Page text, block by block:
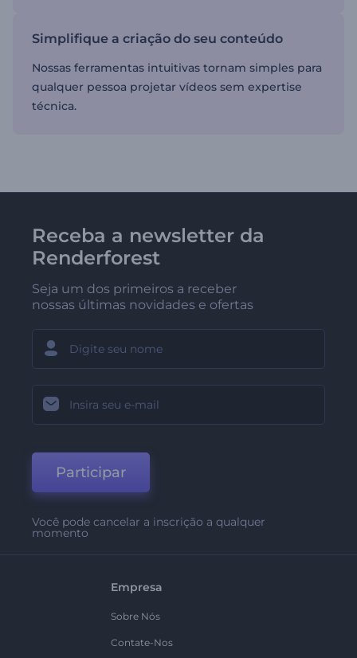
Simplifique a criação do seu conteúdo
Nossas ferramentas intuitivas tornam simples para
qualquer pessoa projetar vídeos sem expertise
técnica.
Receba a newsletter da
Renderforest
Seja um dos primeiros a receber
nossas últimas novidades e ofertas
Participar
Você pode cancelar a inscrição a qualquer
momento
Empresa
Sobre Nós
Contate-Nos